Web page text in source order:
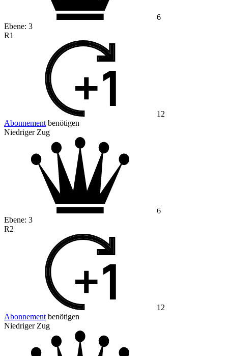
6
Ebene: 3
R1
12
Abonnement benötigen
Niedriger Zug
6
Ebene: 3
R2
12
Abonnement benötigen
Niedriger Zug